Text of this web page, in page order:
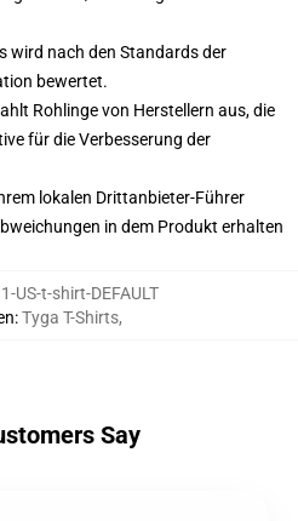
wird nach den Standards der
bewertet.
Rohlinge von Herstellern aus, die
für die Verbesserung der
lokalen Drittanbieter-Führer
in dem Produkt erhalten
US-t-shirt-DEFAULT
:Tyga T-Shirts,
Say